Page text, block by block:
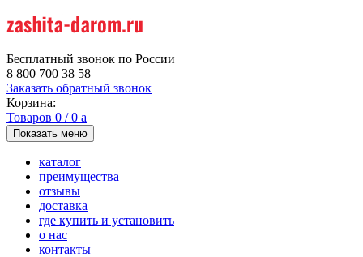
Бесплатный звонок по России
8 800 700 38 58
Заказать обратный звонок
Корзина:
Товаров 0 /0 a
Показать меню
каталог
преимущества
отзывы
доставка
где купить и установить
о нас
контакты